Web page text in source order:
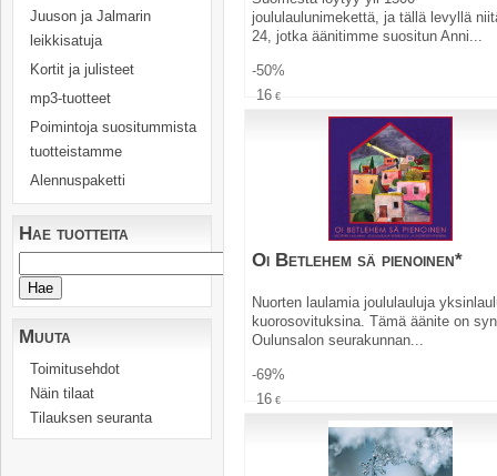
Juuson ja Jalmarin
leikkisatuja
Kortit ja julisteet
mp3-tuotteet
Poimintoja suositummista
tuotteistamme
Alennuspaketti
Hae tuotteita
Muuta
Toimitusehdot
Näin tilaat
Tilauksen seuranta
joululaulunimekettä, ja tällä levyllä
24, jotka äänitimme suositun Anni...
-50%
16€
Oi Betlehem sä pienoinen*
Nuorten laulamia joululauluja
kuorosovituksina. Tämä äänite on
Oulunsalon seurakunnan...
-69%
16€